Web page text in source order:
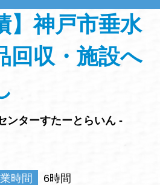
】神戸市垂水
収・施設へ
ンターすたーとらいん -
時間 6時間